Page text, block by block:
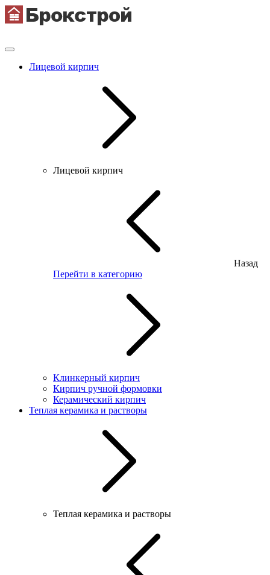
Лицевой кирпич
Лицевой кирпич
Назад
Перейти в категорию
Клинкерный кирпич
Кирпич ручной формовки
Керамический кирпич
Теплая керамика и растворы
Теплая керамика и растворы